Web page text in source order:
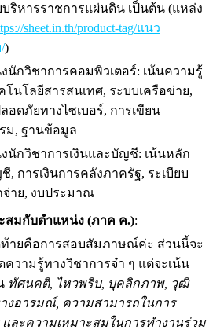
บริหารราชการแผ่นดิน เป็นต้น (แหล่ง
sheet.in.th/product-tag/แนว
)
นักวิชาการคอมพิวเตอร์: เน้นความรู้
โนโลยีสารสนเทศ, ระบบเครือข่าย,
อดภัยทางไซเบอร์, การเขียน
ม, ฐานข้อมูล
นักวิชาการเงินและบัญชี: เน้นหลัก
, การเงินการคลังภาครัฐ, ระเบียบ
จ่าย, งบประมาณ
สมกับตำแหน่ง (ภาค ค.):
ายคือการสอบสัมภาษณ์ค่ะ ส่วนนี้จะ
ความรู้ทางวิชาการจ๋า ๆ แต่จะเน้น
ทัศนคติ, ไหวพริบ, บุคลิกภาพ, วุฒิ
งอารมณ์, ความสามารถในการ
และความเหมาะสมในการทำงานร่วม